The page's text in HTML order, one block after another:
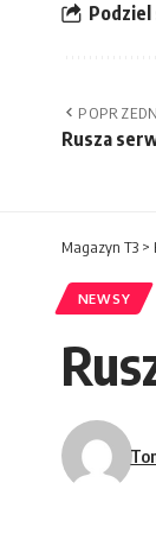
Podziel
Rusza
Magazyn T3 >
NEWSY